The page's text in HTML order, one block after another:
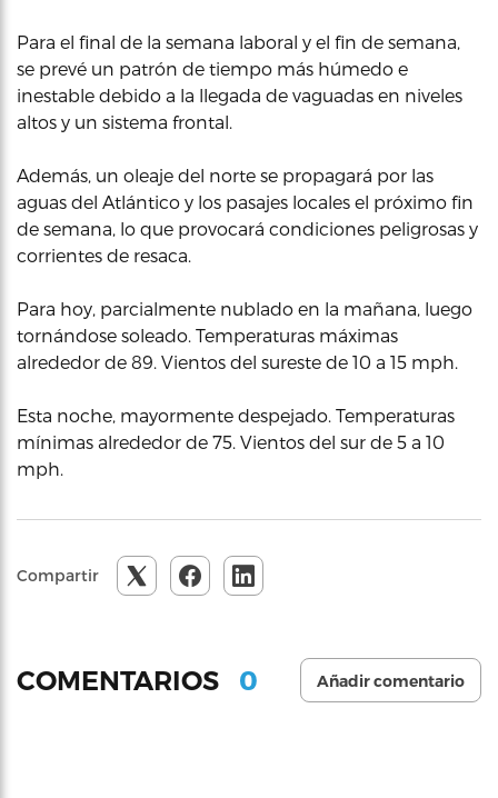
Para el final de la semana laboral y el fin de semana,
se prevé un patrón de tiempo más húmedo e
inestable debido a la llegada de vaguadas en niveles
altos y un sistema frontal.
Además, un oleaje del norte se propagará por las
aguas del Atlántico y los pasajes locales el próximo fin
de semana, lo que provocará condiciones peligrosas y
corrientes de resaca.
Para hoy, parcialmente nublado en la mañana, luego
tornándose soleado. Temperaturas máximas
alrededor de 89. Vientos del sureste de 10 a 15 mph.
Esta noche, mayormente despejado. Temperaturas
mínimas alrededor de 75. Vientos del sur de 5 a 10
mph.
Compartir
COMENTARIOS 0 Añadir comentario